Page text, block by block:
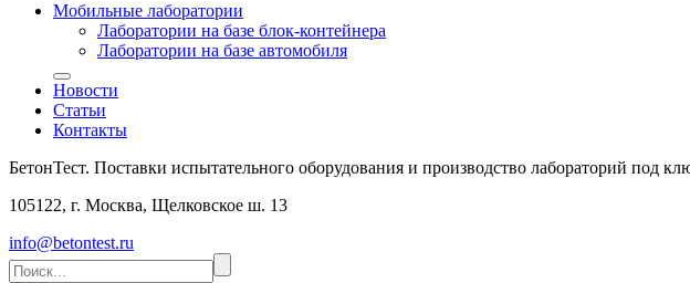
Мобильные лаборатории
Лаборатории на базе блок-контейнера
Лаборатории на базе автомобиля
Новости
Статьи
Контакты
БетонТест. Поставки испытательного оборудования и производство лабораторий под
105122, г. Москва, Щелковское ш. 13
info@betontest.ru